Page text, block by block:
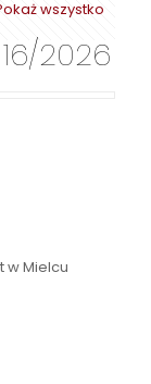
wszystko
2026
w Mielcu